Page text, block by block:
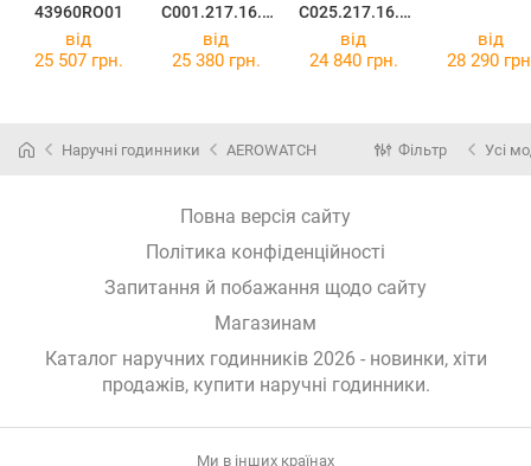
43960RO01
C001.217.16.0
56.00
C025.217.16.0
57.00
від
25 507 грн.
від
25 380 грн.
від
24 840 грн.
від
28 290
Наручні годинники AEROWATCH Фільтр Усі
Повна версія сайту
Політика конфіденційності
Запитання й побажання щодо сайту
Магазинам
Каталог наручних годинників 2026 - новинки, хіти
продажів, купити наручні годинники.
Ми в інших країнах